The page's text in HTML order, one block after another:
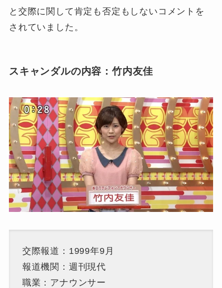
と交際に関して肯定も否定もしないコメントを
されていました。
スキャンダルの内容：竹内友佳
交際報道：1999年9月
報道機関：週刊現代
職業：アナウンサー